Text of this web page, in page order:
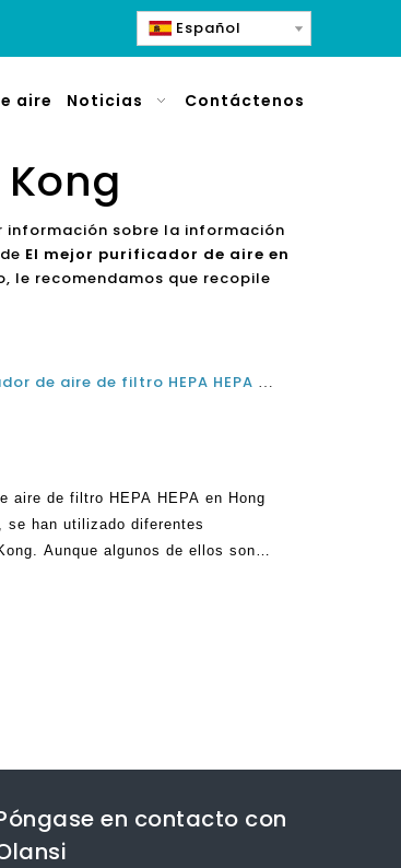
Español
aire Noticias Contáctenos
información sobre la información
El mejor purificador de aire en
le recomendamos que recopile
¿Cuál es el mejor fabricante del purificador de aire de filtro HEPA HEPA en Hong Kong en 2021 y 2022?
aire de filtro HEPA HEPA en Hong
se han utilizado diferentes
Aunque algunos de ellos son
en contacto con